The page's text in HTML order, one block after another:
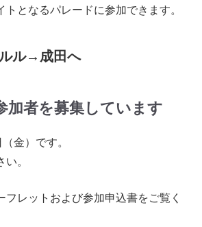
となるパレードに参加できます。
ル→成田へ
加者を募集しています
金）です。
。
フレットおよび参加申込書をご覧く